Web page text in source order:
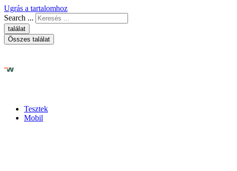
Ugrás a tartalomhoz
Search ...
találat
Összes találat
Tesztek
Mobil